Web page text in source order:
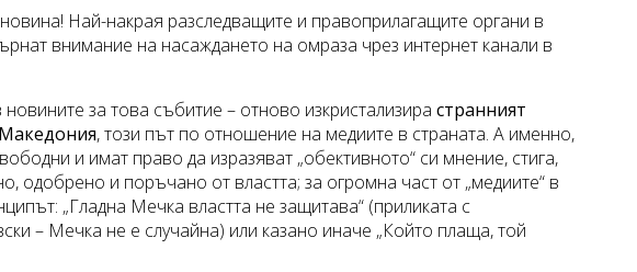
Най-накрая разследващите и правоприлагащите органи в
внимание на насаждането на омраза чрез интернет канали в
за това събитие – отново изкристализирастранният
, този път по отношение на медиите в страната. А именно,
и имат право да изразяват „обективното“ си мнение, стига,
одобрено и поръчано от властта; за огромна част от „медиите“ в
„Гладна Мечка властта не защитава“ (приликата с
– Мечка не е случайна) или казано иначе „Който плаща, той